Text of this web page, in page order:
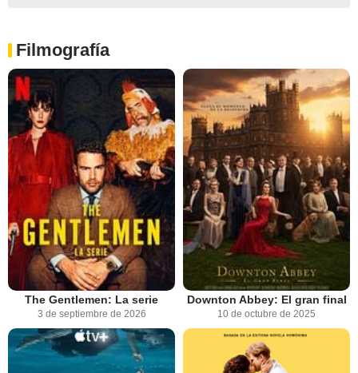
Filmografía
The Gentlemen: La serie
3 de septiembre de 2026
Downton Abbey: El gran final
10 de octubre de 2025